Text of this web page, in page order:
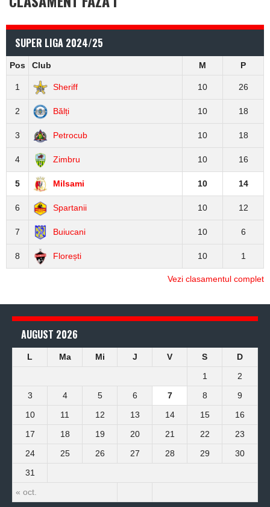
SUPER LIGA 2024/25
Pos Club M P
1 Sheriff 10 26
2 Bălți 10 18
3 Petrocub 10 18
4 Zimbru 10 16
5 Milsami 10 14
6 Spartanii 10 12
7 Buiucani 10 6
8 Florești 10 1
Vezi clasamentul complet
AUGUST 2026
L Ma Mi J V S D
« oct.
1
2
3
4 5 6 7 8
9
10
11 12 13 14 15
16
17
18 19 20 21 22
23
24
25 26 27 28 29
30
31